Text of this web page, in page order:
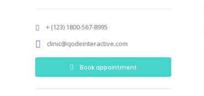
+ (123) 1800-567-8995
clinic@qodeinteractive.com
Book appointment